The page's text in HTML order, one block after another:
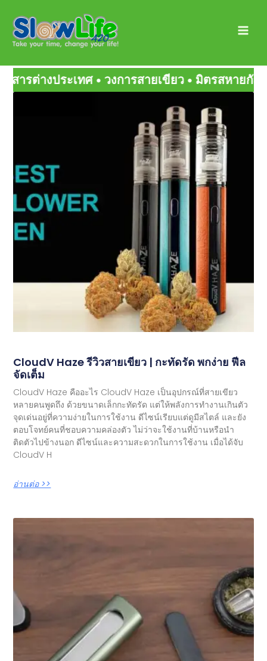
content
ยว • มิตรสหายกัญ • สายเขียวเด็ดๆ
CloudV Haze รีวิวสายเขียว | กะทัดรัด พกง่าย ฟีล
จัดเต็ม
CloudV Haze คืออะไร CloudV Haze เป็นอุปกรณ์ที่สายเขียว
หลายคนพูดถึง ด้วยขนาดเล็กกะทัดรัด แต่ให้พลังการทำงานเกินตัว
จุดเด่นอยู่ที่ความง่ายในการใช้งาน ดีไซน์เรียบแต่ดูมีสไตล์ และยัง
ตอบโจทย์คนที่ชอบความคล่องตัว ไม่ว่าจะใช้งานที่บ้านหรือนำ
ติดตัวไปข้างนอก ดีไซน์และความสะดวกในการใช้งาน เมื่อได้จับ
CloudV H
อ่านต่อ >>